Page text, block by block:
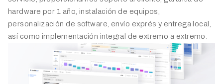
hardware por 1 año, instalación de equipos,
personalización de software, envío exprés y entrega local,
así como implementación integral de extremo a extremo.